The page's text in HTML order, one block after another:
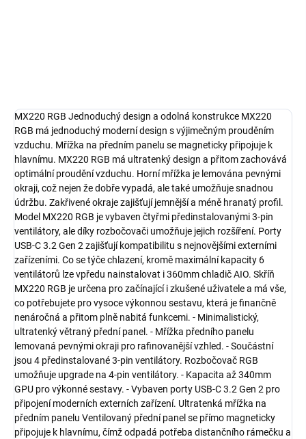
MX220 RGB Jednoduchý design a odolná konstrukce MX220
RGB má jednoduchý moderní design s výjimečným prouděním
vzduchu. Mřížka na předním panelu se magneticky připojuje k
hlavnímu. MX220 RGB má ultratenký design a přitom zachovává
optimální proudění vzduchu. Horní mřížka je lemována pevnými
okraji, což nejen že dobře vypadá, ale také umožňuje snadnou
údržbu. Zakřivené okraje zajišťují jemnější a méně hranatý profil.
Model MX220 RGB je vybaven čtyřmi předinstalovanými 3-pin
ventilátory, ale díky rozbočovači umožňuje jejich rozšíření. Porty
USB-C 3.2 Gen 2 zajišťují kompatibilitu s nejnovějšími externími
zařízeními. Co se týče chlazení, kromě maximální kapacity 6
ventilátorů lze vpředu nainstalovat i 360mm chladič AIO. Skříň
MX220 RGB je určena pro začínající i zkušené uživatele a má vše,
co potřebujete pro vysoce výkonnou sestavu, která je finančně
nenáročná a přitom plně nabitá funkcemi. - Minimalistický,
ultratenký větraný přední panel. - Mřížka předního panelu
lemovaná pevnými okraji pro rafinovanější vzhled. - Součástní
jsou 4 předinstalované 3-pin ventilátory. Rozbočovač RGB
umožňuje upgrade na 4-pin ventilátory. - Kapacita až 340mm
GPU pro výkonné sestavy. - Vybaven porty USB-C 3.2 Gen 2 pro
připojení moderních externích zařízení. Ultratenká mřížka na
předním panelu Ventilovaný přední panel se přímo magneticky
připojuje k hlavnímu, čímž odpadá potřeba distančního rámečku a